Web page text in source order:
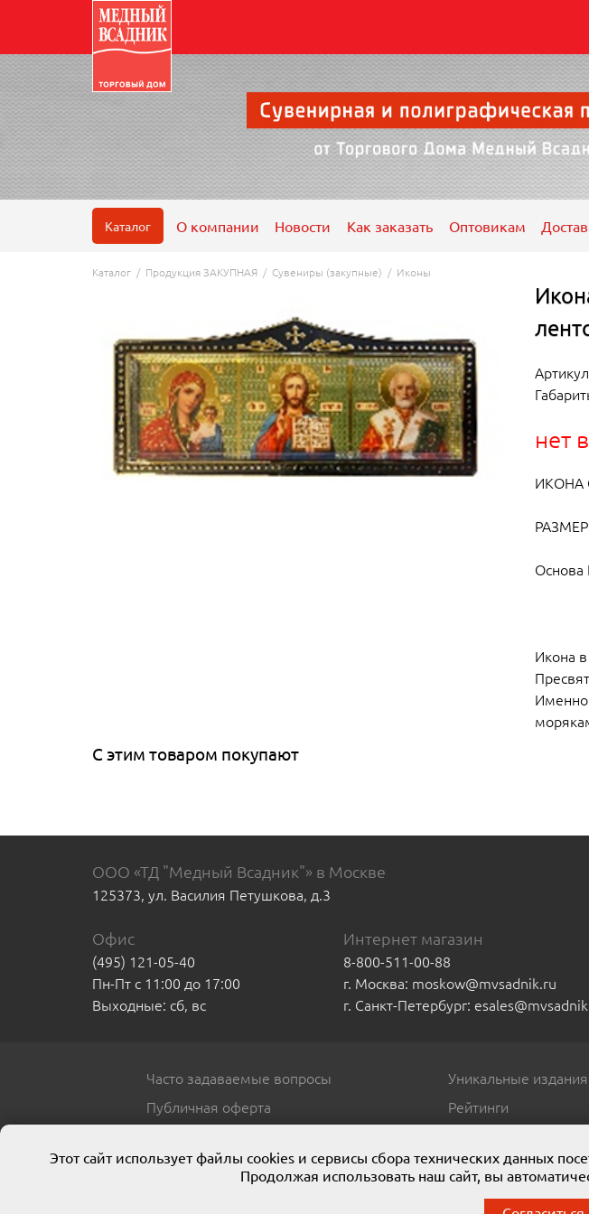
Каталог О компании Новости Как заказать Оптовикам
Каталог / Продукция ЗАКУПНАЯ / Сувениры (закупные) / Иконы
нет
ИКОНА
Основа
Икона
Именно
С этим товаром покупают
ООО «ТД "Медный Всадник"» в Москве
125373, ул. Василия Петушкова, д.3
Офис
(495) 121-05-40
Пн-Пт с 11:00 до 17:00
Выходные: сб, вс
Интернет магазин
8-800-511-00-88
г. Москва: moskow@mvsadnik.ru
г. Санкт-Петербург:
Часто задаваемые вопросы
Публичная оферта
Уникальные издания
Рейтинги
© 2013 ООО ТД «Медный всадник». Мы представляем
Этот сайт использует файлы cookies и сервисы сбора технических данных
Продолжая использовать наш сайт, вы